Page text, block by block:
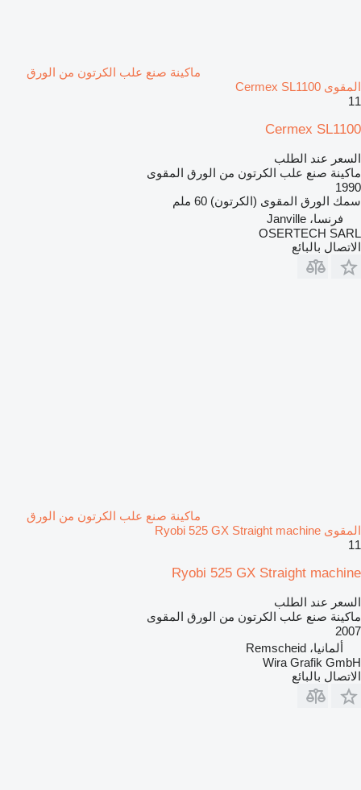
ماكينة صنع علب الكرتون من الورق
المقوى Cermex SL1100
11
Cermex SL1100
السعر عند الطلب
ماكينة صنع علب الكرتون من الورق المقوى
1990
سمك الورق المقوى (الكرتون) 60 ملم
فرنسا، Janville
OSERTECH SARL
الاتصال بالبائع
ماكينة صنع علب الكرتون من الورق
المقوى Ryobi 525 GX Straight machine
11
Ryobi 525 GX Straight machine
السعر عند الطلب
ماكينة صنع علب الكرتون من الورق المقوى
2007
ألمانيا، Remscheid
Wira Grafik GmbH
الاتصال بالبائع